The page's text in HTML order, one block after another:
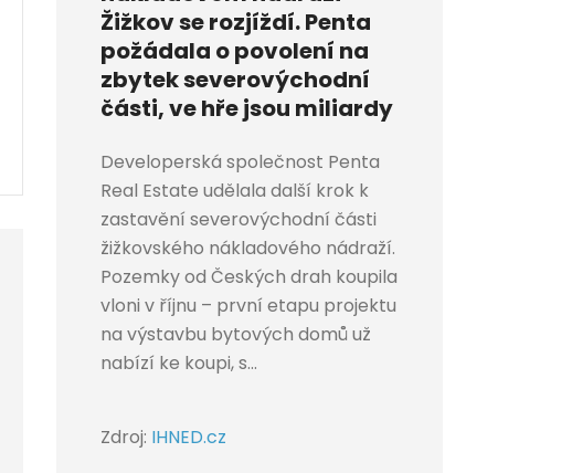
Žižkov se rozjíždí. Penta
požádala o povolení na
zbytek severovýchodní
části, ve hře jsou miliardy
Developerská společnost Penta
Real Estate udělala další krok k
zastavění severovýchodní části
žižkovského nákladového nádraží.
Pozemky od Českých drah koupila
vloni v říjnu – první etapu projektu
na výstavbu bytových domů už
nabízí ke koupi, s...
Zdroj: IHNED.cz